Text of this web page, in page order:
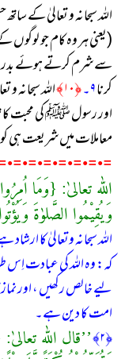
اللہ سبحانہ و تعالیٰ كے
(یعنی ہر وہ کام جو لوگوں
سے شرم کرتے ہوئے
كرنا۹۔ ﴿۱۰﴾ اللہ سبحانہ
اور رسول ﷺ كی محبت كا
معاملات میں شریعت ہی
اللّٰه تعالیٰ: {وَمَا
وَیُقِیْمُوا الصَّلوٰةَ
اللہ سبحانہ وتعالیٰ کا
کہ: وہ اللہ کی عبادت اِس
لیے خالص رکھیں ، اور
امت کا دین ہے۔
﴿۲﴾ ’’قال اللّٰه